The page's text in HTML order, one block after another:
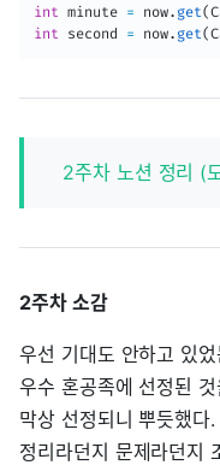
int minute = now. get(
int second = now. get(
2주차 노션 정리 (
2주차 소감
우선 기대도 안하고 있
우수 혼공족에 선정된
막상 선정되니 뿌듯했
정리라던지 문제라던지